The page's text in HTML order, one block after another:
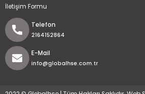
İletişim Formu
Telefon
2164152864
E-Mail
info@globalhse.com.tr